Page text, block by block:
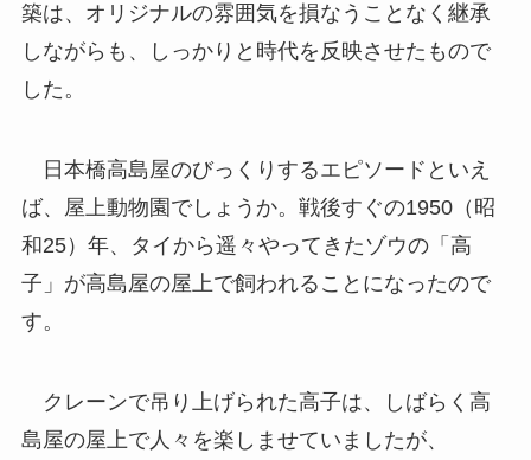
築は、オリジナルの雰囲気を損なうことなく継承
しながらも、しっかりと時代を反映させたもので
した。
日本橋高島屋のびっくりするエピソードといえ
ば、屋上動物園でしょうか。戦後すぐの1950（昭
和25）年、タイから遥々やってきたゾウの「高
子」が高島屋の屋上で飼われることになったので
す。
クレーンで吊り上げられた高子は、しばらく高
島屋の屋上で人々を楽しませていましたが、